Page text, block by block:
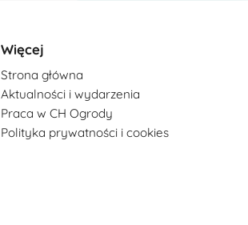
Więcej
Strona główna
Aktualności i wydarzenia
Praca w CH Ogrody
Polityka prywatności i cookies